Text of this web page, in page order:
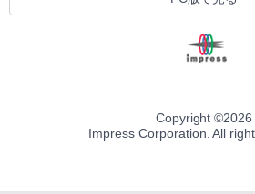
Copyright ©2026
Impress Corporation. All